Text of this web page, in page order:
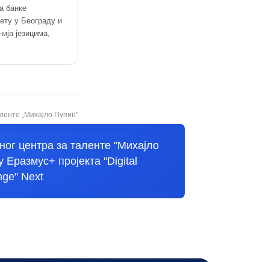
банке
у Београду и
језицима,
„Михајло Пупин"
центра за таленте "Михајло
пројекта "Digital
Next